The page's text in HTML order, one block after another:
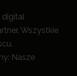
digital
Wszystkie
Nasze